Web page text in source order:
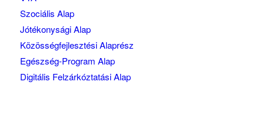
Szociális Alap
Jótékonysági Alap
Közösségfejlesztési Alaprész
Egészség-Program Alap
Digitális Felzárkóztatási Alap